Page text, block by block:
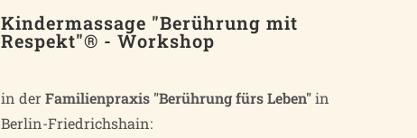
Kindermassage "Berührung mit
Respekt"® - Workshop
in derFamilienpraxis "Berührung fürs Leben"in
Berlin-Friedrichshain: